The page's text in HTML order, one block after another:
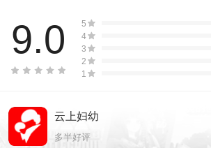
9.0
5
4
3
2
1
云上妇幼
多半好评